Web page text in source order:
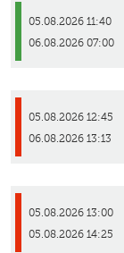
05.08.2026 11:40
06.08.2026 07:00
05.08.2026 12:45
06.08.2026 13:13
05.08.2026 13:00
05.08.2026 14:25